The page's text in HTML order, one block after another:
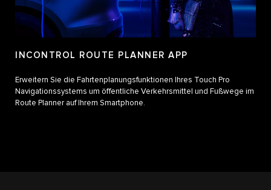
INCONTROL ROUTE PLANNER APP
Erweitern Sie die Fahrtenplanungsfunktionen Ihres Touch Pro
Navigationssystems um öffentliche Verkehrsmittel und Fußwege im
Route Planner auf Ihrem Smartphone.